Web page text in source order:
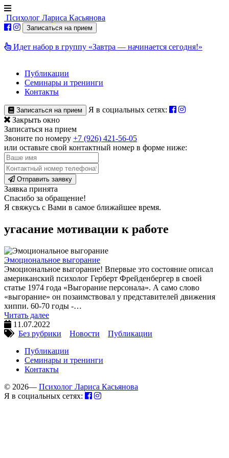
Психолог Лариса Касьянова
Записаться на прием
Идет набор в группу «Завтра — начинается сегодня!»
Публикации
Семинары и тренинги
Контакты
Записаться на прием
Я в социальных сетях:
Закрыть окно
Записаться на прием
Звоните по номеру +7 (926) 421-56-05
или оставьте свой контактный номер в форме ниже:
Отправить заявку
Заявка принята
Спасибо за обращение!
Я свяжусь с Вами в самое ближайшее время.
угасание мотивации к работе
Эмоциональное выгорание
Эмоциональное выгорание! Впервые это состояние описал
американский психолог Герберт Фрейденбергер в своей
статье 1974 года «Выгорание персонала». А само слово
«выгорание» он позаимствовал у представителей движения
хиппи. 60-70 годы -…
Читать далее
11.07.2022
Без рубрики
Новости
Публикации
Публикации
Семинары и тренинги
Контакты
© 2026— Психолог Лариса Касьянова
Я в социальных сетях: